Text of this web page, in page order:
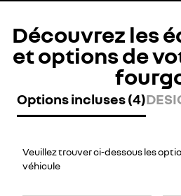
Découvrez les
et options de
Options incluses (4)
Veuillez trouver ci-dessous les
véhicule